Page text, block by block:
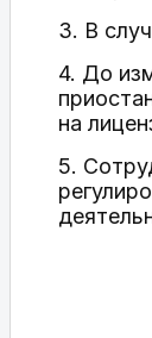
3. В
4. До
на
5.